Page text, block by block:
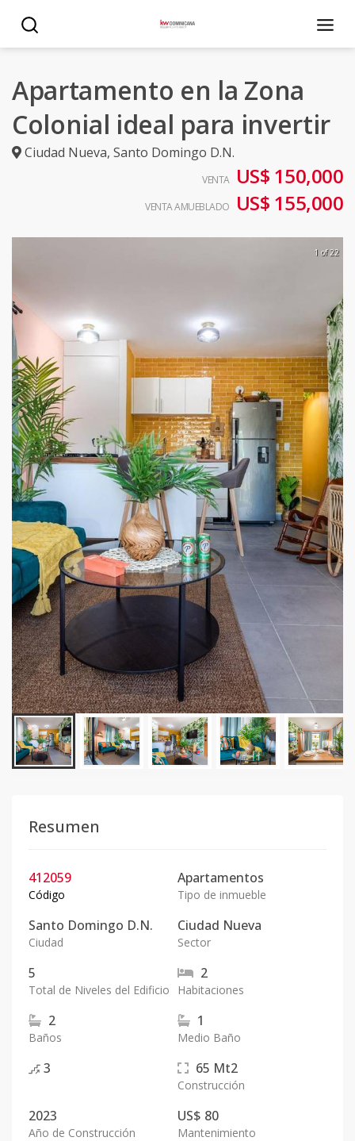
Apartamento en la Zona
Colonial ideal para invertir
Ciudad Nueva, Santo Domingo D.N.
VENTA US$ 150,000
VENTA AMUEBLADO US$ 155,000
1 of 22
Resumen
412059
Código
Apartamentos
Tipo de inmueble
Santo Domingo D.N.
Ciudad
Ciudad Nueva
Sector
5
Total de Niveles del Edificio
2
Habitaciones
2
Baños
1
Medio Baño
3 65 Mt2
Construcción
2023
Año de Construcción
US$ 80
Mantenimiento